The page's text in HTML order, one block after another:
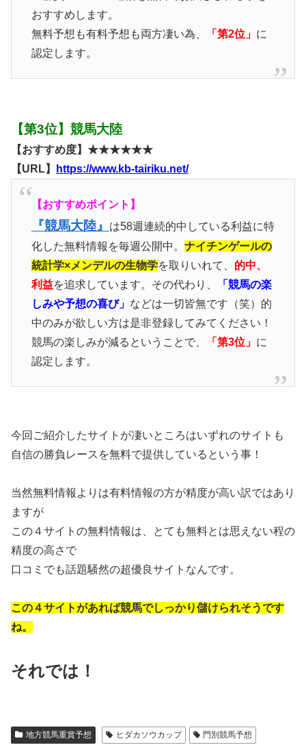
おすすめします。
無料予想も有料予想も両方凄い為、
「第2位」 に
認定します。
【第3位】競馬大陸
【おすすめ度】★★★★★★
【URL】
https://www.kb-tairiku.net/
【おすすめポイント】
『競馬大陸』
は58週連続的中している利益に特
化した無料情報を毎週公開中。 ナイチンゲールの
統計学×メンデルの生物学を取りいれて、 的中、
利益を追求しています。その代わり、
「競馬の楽
しみや予想の喜び」 などは一切皆無です（笑）的
中のみが欲しい方は是非登録してみてください！
競馬の楽しみが減るということで、
「第3位」 に
認定します。
今回ご紹介したサイトが凄いところはいずれのサイトも
自信の勝負レースを無料で提供しているという事！
当然無料情報よりは有料情報の方が精度が高い訳ではあり
ますが
この４サイトの無料情報は、とても無料とは思えない程の
精度の高さで
口コミでも話題騒然の超優良サイトなんです。
この４サイトがあれば競馬でしっかり儲けられそうです
ね。
それでは！
地方競馬重賞予想 ヒダカソウカップ 門別競馬予想